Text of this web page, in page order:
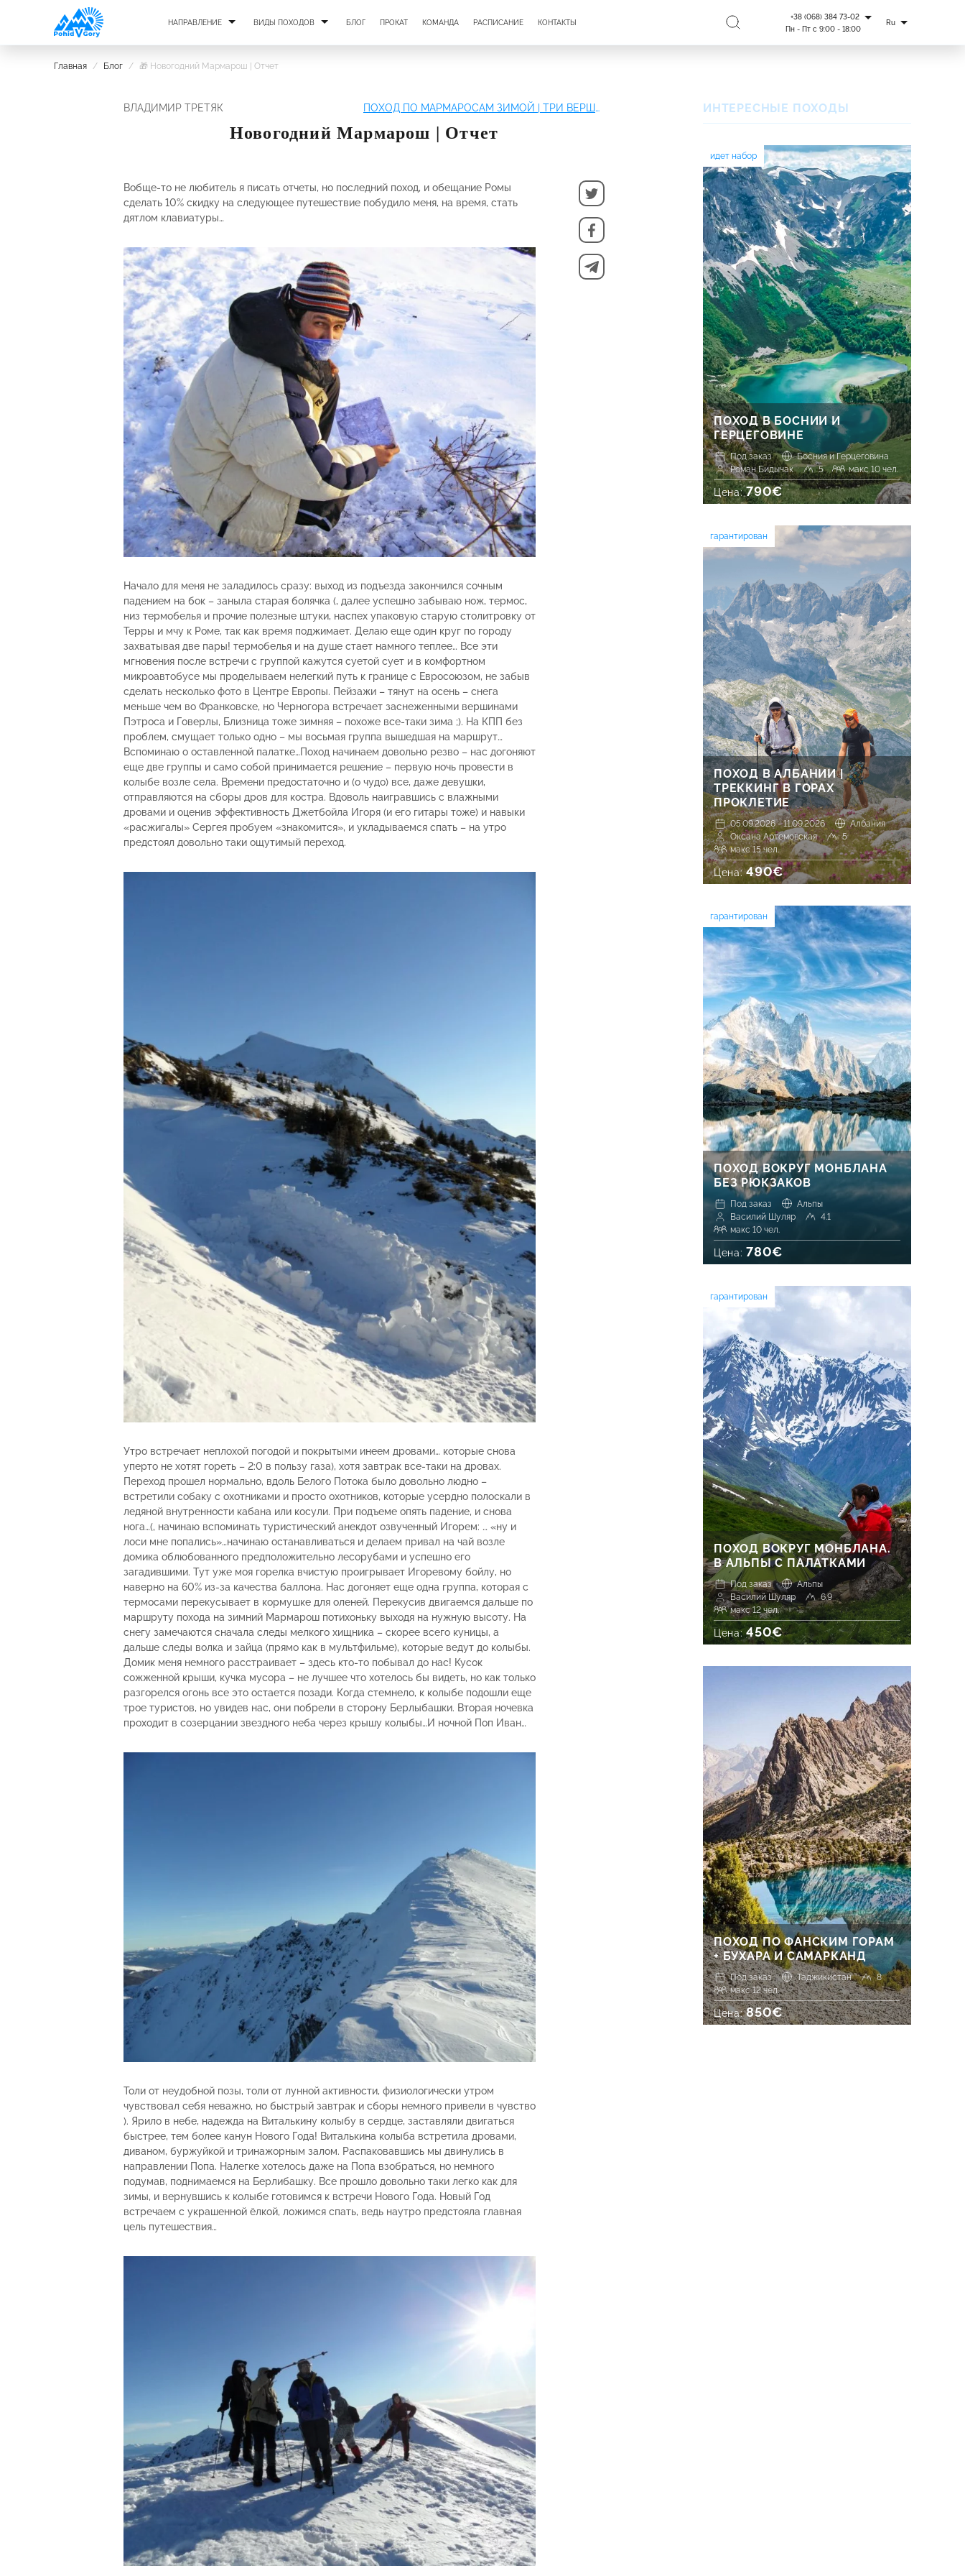
НАПРАВЛЕНИЕ ВИДЫ ПОХОДОВ БЛОГ ПРОКАТ КОМАНДА РАСПИСАНИЕ КОНТАКТЫ
+38 (068) 384 73-02
Пн - Пт с 9:00 - 18:00
Ru
Главная / Блог / 🎁 Новогодний Мармарош | Отчет
ВЛАДИМИР ТРЕТЯК ПОХОД ПО МАРМАРОСАМ ЗИМОЙ | ТРИ ВЕРШИНЫ
Новогодний Мармарош | Отчет
Вобще-то не любитель я писать отчеты, но последний поход, и обещание Ромы
сделать 10% скидку на следующее путешествие побудило меня, на время, стать
дятлом клавиатуры…
Начало для меня не заладилось сразу: выход из подъезда закончился сочным
падением на бок – заныла старая болячка (, далее успешно забываю нож, термос,
низ термобелья и прочие полезные штуки, наспех упаковую старую столитровку от
Терры и мчу к Роме, так как время поджимает. Делаю еще один круг по городу
захватывая две пары! термобелья и на душе стает намного теплее… Все эти
мгновения после встречи с группой кажутся суетой сует и в комфортном
микроавтобусе мы проделываем нелегкий путь к границе с Евросоюзом, не забыв
сделать несколько фото в Центре Европы. Пейзажи – тянут на осень – снега
меньше чем во Франковске, но Черногора встречает заснеженными вершинами
Пэтроса и Говерлы, Близница тоже зимняя – похоже все-таки зима ;). На КПП без
проблем, смущает только одно – мы восьмая группа вышедшая на маршрут…
Вспоминаю о оставленной палатке…Поход начинаем довольно резво – нас догоняют
еще две группы и само собой принимается решение – первую ночь провести в
колыбе возле села. Времени предостаточно и (о чудо) все, даже девушки,
отправляются на сборы дров для костра. Вдоволь наигравшись с влажными
дровами и оценив эффективность Джетбойла Игоря (и его гитары тоже) и навыки
«расжигалы» Сергея пробуем «знакомится», и укладываемся спать – на утро
предстоял довольно таки ощутимый переход.
Утро встречает неплохой погодой и покрытыми инеем дровами… которые снова
уперто не хотят гореть – 2:0 в пользу газа), хотя завтрак все-таки на дровах.
Переход прошел нормально, вдоль Белого Потока было довольно людно –
встретили собаку с охотниками и просто охотников, которые усердно полоскали в
ледяной внутренности кабана или косули. При подъеме опять падение, и снова
нога…(, начинаю вспоминать туристический анекдот озвученный Игорем: … «ну и
лоси мне попались»…начинаю останавливаться и делаем привал на чай возле
домика облюбованного предположительно лесорубами и успешно его
загадившими. Тут уже моя горелка вчистую проигрывает Игоревому бойлу, но
наверно на 60% из-за качества баллона. Нас догоняет еще одна группа, которая с
термосами перекусывает в кормушке для оленей. Перекусив двигаемся дальше по
маршруту похода на зимний Мармарош потихоньку выходя на нужную высоту. На
снегу замечаются сначала следы мелкого хищника – скорее всего куницы, а
дальше следы волка и зайца (прямо как в мультфильме), которые ведут до колыбы.
Домик меня немного расстраивает – здесь кто-то побывал до нас! Кусок
сожженной крыши, кучка мусора – не лучшее что хотелось бы видеть, но как только
разгорелся огонь все это остается позади. Когда стемнело, к колыбе подошли еще
трое туристов, но увидев нас, они побрели в сторону Берлыбашки. Вторая ночевка
проходит в созерцании звездного неба через крышу колыбы…И ночной Поп Иван…
Толи от неудобной позы, толи от лунной активности, физиологически утром
чувствовал себя неважно, но быстрый завтрак и сборы немного привели в чувство
). Ярило в небе, надежда на Виталькину колыбу в сердце, заставляли двигаться
быстрее, тем более канун Нового Года! Виталькина колыба встретила дровами,
диваном, буржуйкой и тринажорным залом. Распаковавшись мы двинулись в
направлении Попа. Налегке хотелось даже на Попа взобраться, но немного
подумав, поднимаемся на Берлибашку. Все прошло довольно таки легко как для
зимы, и вернувшись к колыбе готовимся к встречи Нового Года. Новый Год
встречаем с украшенной ёлкой, ложимся спать, ведь наутро предстояла главная
цель путешествия…
ИНТЕРЕСНЫЕ ПОХОДЫ
идет набор
ПОХОД В БОСНИИ И
ГЕРЦЕГОВИНЕ
Под заказ
Босния и Герцеговина
Роман Бидычак
5 макс 10 чел.
Цена:790€
гарантирован
ПОХОД В АЛБАНИИ |
ТРЕККИНГ В ГОРАХ
ПРОКЛЕТИЕ
05.09.2026 - 11.09.2026
Албания
Оксана Артемовская
5
макс 15 чел.
Цена:490€
гарантирован
ПОХОД ВОКРУГ МОНБЛАНА
БЕЗ РЮКЗАКОВ
Под заказ
Альпы
Василий Шуляр
4.1
макс 10 чел.
Цена: 780€
гарантирован
ПОХОД ВОКРУГ МОНБЛАНА.
В АЛЬПЫ С ПАЛАТКАМИ
Под заказ
Альпы
Василий Шуляр
6.9
макс 12 чел.
Цена:450€
ПОХОД ПО ФАНСКИМ ГОРАМ
+ БУХАРА И САМАРКАНД
Под заказ Таджикистан
8
макс 12 чел.
Цена:850€